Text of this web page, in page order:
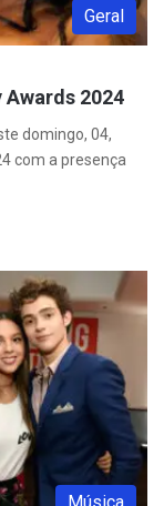
Geral
2024
domingo, 04,
com a presença